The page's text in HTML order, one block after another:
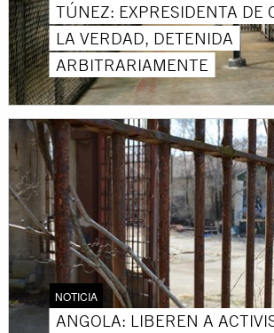
TÚNEZ: EXPRESIDENTA DE
LA VERDAD, DETENIDA
ARBITRARIAMENTE
NOTICIA
ANGOLA: LIBEREN A